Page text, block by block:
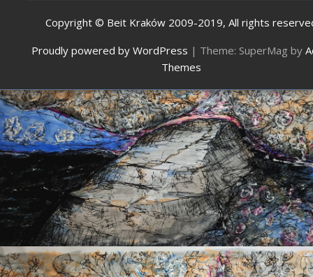
Copyright © Beit Kraków 2009-2019, All rights
Proudly powered by WordPress | Theme: SuperMag by
Themes